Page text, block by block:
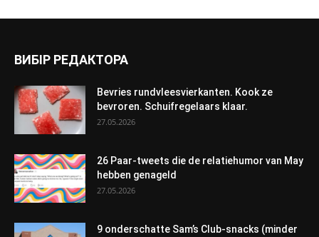
ВИБІР РЕДАКТОРА
Bevries rundvleesvierkanten. Kook ze
bevroren. Schuifregelaars klaar.
27.05.2026
26 Paar-tweets die de relatiehumor van May
hebben genageld
27.05.2026
9 onderschatte Sam’s Club-snacks (minder